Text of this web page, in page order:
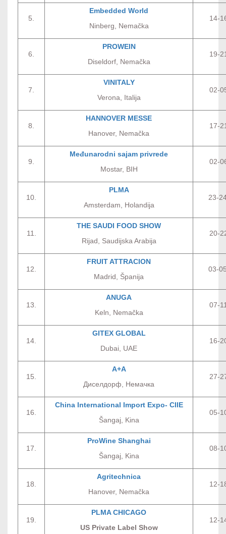
5.
Embedded World
Ninberg, Nemačka
14-
6.
PROWEIN
Diseldorf, Nemačka
19-
7.
VINITALY
Verona, Italija
02-
8.
HANNOVER MESSE
Hanover, Nemačka
17-
9.
Međunarodni sajam privrede
Mostar, BIH
02-
10.
PLMA
Amsterdam, Holandija
23-
11.
THE SAUDI FOOD SHOW
Rijad, Saudijska Arabija
20-
12.
FRUIT ATTRACION
Madrid, Španija
03-
13.
ANUGA
Keln, Nemačka
07-
14.
GITEX GLOBAL
Dubai, UAE
16-
15.
А+А
Диселдорф, Немачка
27-
16.
China International Import Expo- CIIE
Šangaj, Kina
05-
17.
ProWine Shanghai
Šangaj, Kina
08-
18.
Agritechnica
Hanover, Nemačka
12-
19.
PLMA CHICAGO
US Private Label Show
12-